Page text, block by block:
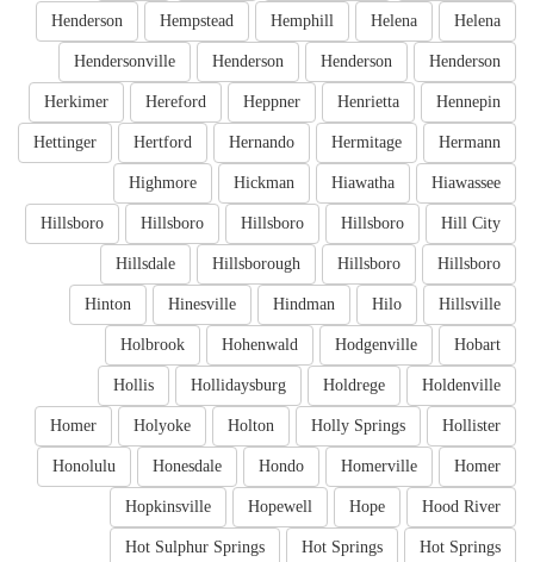
Helena
Helena
Hemphill
Hempstead
Henderson
Henderson
Henderson
Henderson
Hendersonville
Hennepin
Henrietta
Heppner
Hereford
Herkimer
Hermann
Hermitage
Hernando
Hertford
Hettinger
Hiawassee
Hiawatha
Hickman
Highmore
Hill City
Hillsboro
Hillsboro
Hillsboro
Hillsboro
Hillsboro
Hillsboro
Hillsborough
Hillsdale
Hillsville
Hilo
Hindman
Hinesville
Hinton
Hobart
Hodgenville
Hohenwald
Holbrook
Holdenville
Holdrege
Hollidaysburg
Hollis
Hollister
Holly Springs
Holton
Holyoke
Homer
Homer
Homerville
Hondo
Honesdale
Honolulu
Hood River
Hope
Hopewell
Hopkinsville
Hot Springs
Hot Springs
Hot Sulphur Springs